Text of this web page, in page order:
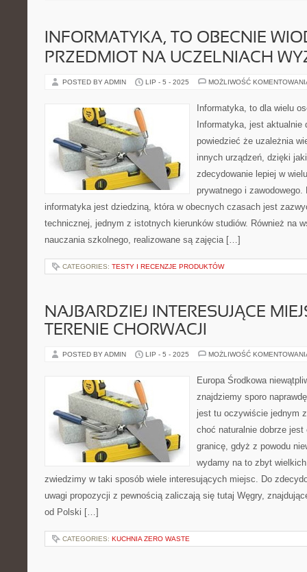
INFORMATYKA, TO OBECNIE
PRZEDMIOT NA UCZELNIACH
POSTED BY ADMIN LIP - 5 - 2025 MOŻLIWOŚĆ
Informatyka, to dla wielu
Informatyka, jest
powiedzieć że uzależnia
innych urządzeń, dzięki
zdecydowanie lepiej w
prywatnego i
informatyka jest dziedziną, która w obecnych czasach jest
technicznej, jednym z istotnych kierunków studiów. Również na
nauczania szkolnego, realizowane są zajęcia […]
CATEGORIES: TESTY I RECENZJE PRODUKTÓW
NAJBARDZIEJ INTERESUJĄCE
TERENIE CHORWACJI
POSTED BY ADMIN LIP - 5 - 2025 MOŻLIWOŚĆ
Europa Środkowa
znajdziemy sporo
jest tu oczywiście jednym
choć naturalnie dobrze
granicę, gdyż z powodu
wydamy na to zbyt
zwiedzimy w taki sposób wiele interesujących miejsc. Do
uwagi propozycji z pewnością zaliczają się tutaj Węgry,
od Polski […]
CATEGORIES: KUCHNIA ZERO WASTE